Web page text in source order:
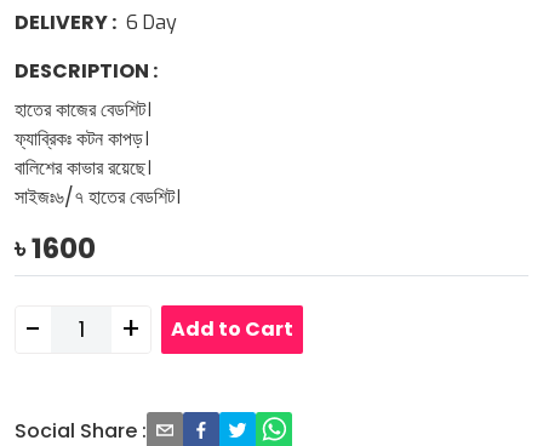
DELIVERY: 6 Day
DESCRIPTION :
হাতের কাজের বেডশিট।
ফ্যাব্রিকঃ কটন কাপড়।
বালিশের কাভার রয়েছে।
সাইজঃ৬/৭ হাতের বেডশিট।
৳1600
- + Add to Cart
Social Share :